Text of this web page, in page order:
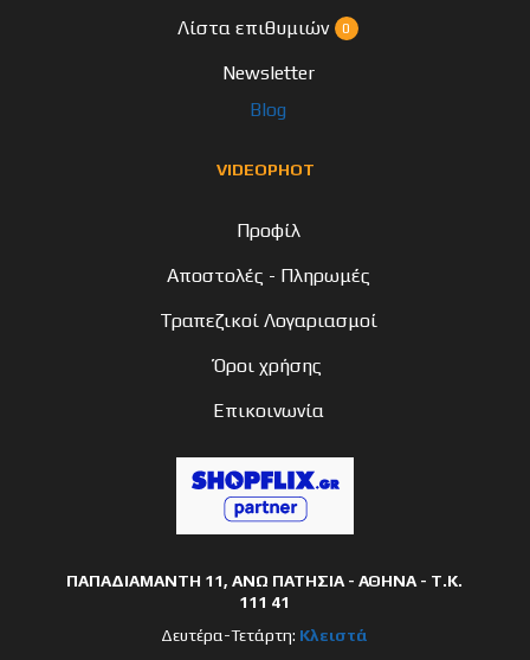
Λίστα επιθυμιών
0
Newsletter
Blog
VIDEOPHOT
Προφίλ
Αποστολές - Πληρωμές
Τραπεζικοί Λογαριασμοί
Όροι χρήσης
Επικοινωνία
ΠΑΠΑΔΙΑΜΑΝΤΗ 11, ΑΝΩ ΠΑΤΗΣΙΑ - ΑΘΗΝΑ - Τ.Κ.
111 41
Δευτέρα-Τετάρτη: Κλειστά